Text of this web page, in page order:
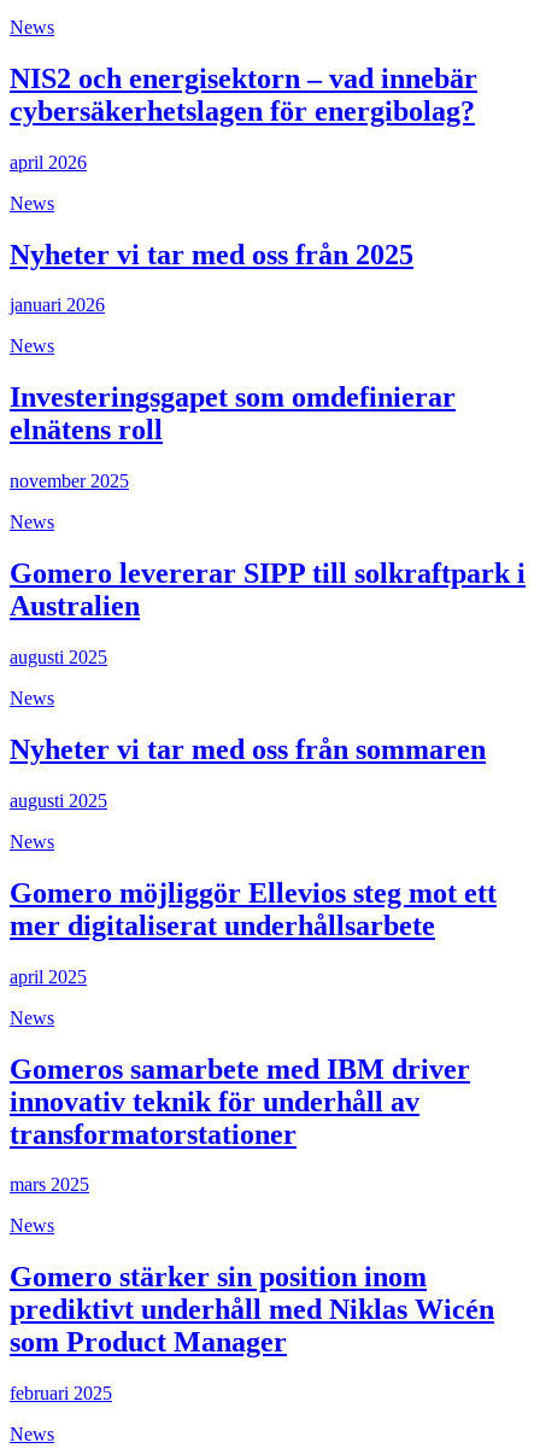
News
NIS2 och energisektorn – vad innebär
cybersäkerhetslagen för energibolag?
april 2026
News
Nyheter vi tar med oss från 2025
januari 2026
News
Investeringsgapet som omdefinierar
elnätens roll
november 2025
News
Gomero levererar SIPP till solkraftpark i
Australien
augusti 2025
News
Nyheter vi tar med oss från sommaren
augusti 2025
News
Gomero möjliggör Ellevios steg mot ett
mer digitaliserat underhållsarbete
april 2025
News
Gomeros samarbete med IBM driver
innovativ teknik för underhåll av
transformatorstationer
mars 2025
News
Gomero stärker sin position inom
prediktivt underhåll med Niklas Wicén
som Product Manager
februari 2025
News